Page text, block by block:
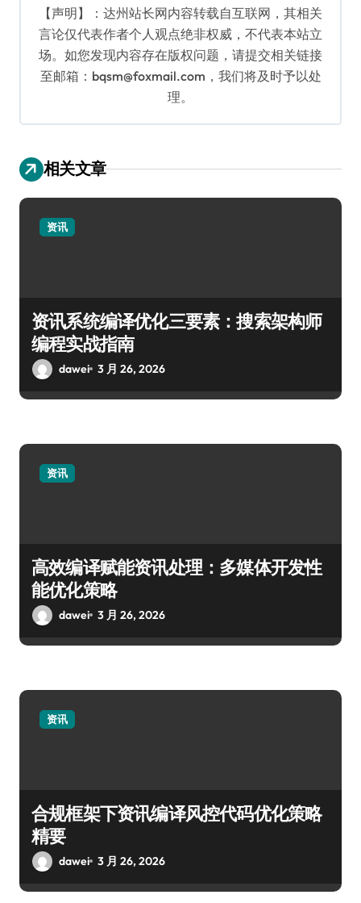
【声明】：达州站长网内容转载自互联网，其相关
言论仅代表作者个人观点绝非权威，不代表本站立
场。如您发现内容存在版权问题，请提交相关链接
至邮箱：bqsm@foxmail.com，我们将及时予以处
理。
相关文章
资讯
资讯系统编译优化三要素：搜索架构师
编程实战指南
dawei 3 月 26, 2026
资讯
高效编译赋能资讯处理：多媒体开发性
能优化策略
dawei 3 月 26, 2026
资讯
合规框架下资讯编译风控代码优化策略
精要
dawei 3 月 26, 2026